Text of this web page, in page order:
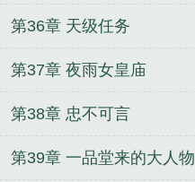
第36章 天级任务
第37章 夜雨女皇庙
第38章 忠不可言
第39章 一品堂来的大人物